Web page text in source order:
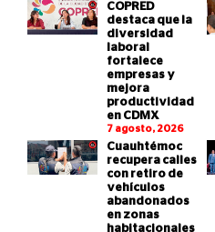
COPRED
destaca que la
diversidad
laboral
fortalece
empresas y
mejora
productividad
en CDMX
7 agosto, 2026
Cuauhtémoc
recupera calles
con retiro de
vehículos
abandonados
en zonas
habitacionales